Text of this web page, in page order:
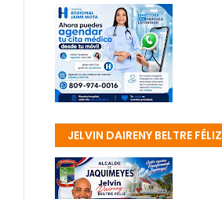
JELVIN DAIRENY BELTRE FÉLIZ